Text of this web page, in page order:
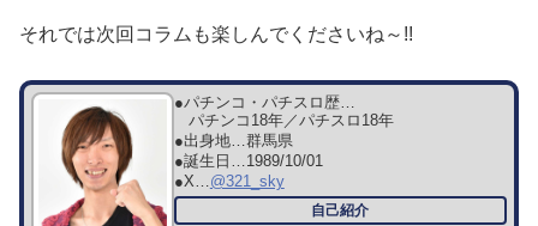
それでは次回コラムも楽しんでくださいね～!!
●パチンコ・パチスロ歴…
パチンコ18年／パチスロ18年
●出身地…群馬県
●誕生日…1989/10/01
●X…@321_sky